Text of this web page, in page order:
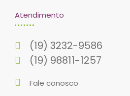
Atendimento
(19) 3232-9586
(19) 98811-1257
Fale conosco